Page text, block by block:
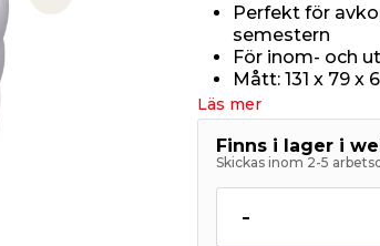
Next slide
Perfekt för
semestern
För inom- och
Mått: 131 x 79 x
Läs mer
Finns i lager i
Skickas inom 2-5
-